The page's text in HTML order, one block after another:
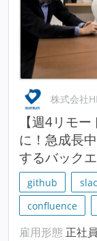
株式会社
【週4リモ
に！急成長
するバック
github
confluence
雇用形態 正社員